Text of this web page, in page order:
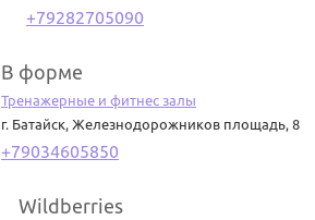
+79282705090
В форме
Тренажерные и фитнес залы
г. Батайск, Железнодорожников площадь, 8
+79034605850
Wildberries